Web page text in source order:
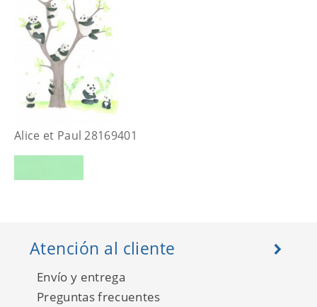
Alice et Paul 28169401
Atención al cliente
Envío y entrega
Preguntas frecuentes